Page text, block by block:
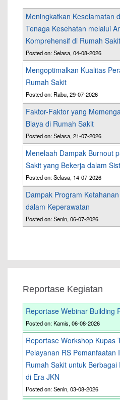
Meningkatkan Keselamatan
Tenaga Kesehatan melalui
Komprehensif di Rumah Sakit
Posted on: Selasa, 04-08-2026
Mengoptimalkan Kualitas
Rumah Sakit
Posted on: Rabu, 29-07-2026
Faktor-Faktor yang
Biaya di Rumah Sakit
Posted on: Selasa, 21-07-2026
Menelaah Dampak Burnout
Sakit yang Bekerja dalam
Posted on: Selasa, 14-07-2026
Dampak Program
dalam Keperawatan
Posted on: Senin, 06-07-2026
Reportase Kegiatan
Reportase Webinar Building
Posted on: Kamis, 06-08-2026
Reportase Workshop Kupas
Pelayanan RS Pemanfaatan
Rumah Sakit untuk
di Era JKN
Posted on: Senin, 03-08-2026